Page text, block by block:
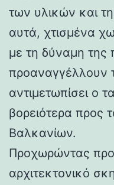
των υλικών και
αυτά, χτισμένα
με τη δύναμη της
προαναγγέλλουν
αντιμετωπίσει ο
βορειότερα προς
Βαλκανίων.
Προχωρώντας
αρχιτεκτονικό